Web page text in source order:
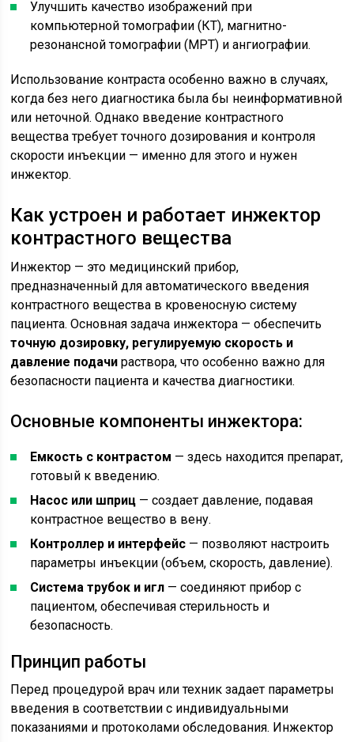
Улучшить качество изображений при
компьютерной томографии (КТ), магнитно-
резонансной томографии (МРТ) и ангиографии.
Использование контраста особенно важно в случаях,
когда без него диагностика была бы неинформативной
или неточной. Однако введение контрастного
вещества требует точного дозирования и контроля
скорости инъекции — именно для этого и нужен
инжектор.
Как устроен и работает инжектор
контрастного вещества
Инжектор — это медицинский прибор,
предназначенный для автоматического введения
контрастного вещества в кровеносную систему
пациента. Основная задача инжектора — обеспечить
точную дозировку, регулируемую скорость и
давление подачи раствора, что особенно важно для
безопасности пациента и качества диагностики.
Основные компоненты инжектора:
Емкость с контрастом — здесь находится препарат,
готовый к введению.
Насос или шприц — создает давление, подавая
контрастное вещество в вену.
Контроллер и интерфейс — позволяют настроить
параметры инъекции (объем, скорость, давление).
Система трубок и игл — соединяют прибор с
пациентом, обеспечивая стерильность и
безопасность.
Принцип работы
Перед процедурой врач или техник задает параметры
введения в соответствии с индивидуальными
показаниями и протоколами обследования. Инжектор